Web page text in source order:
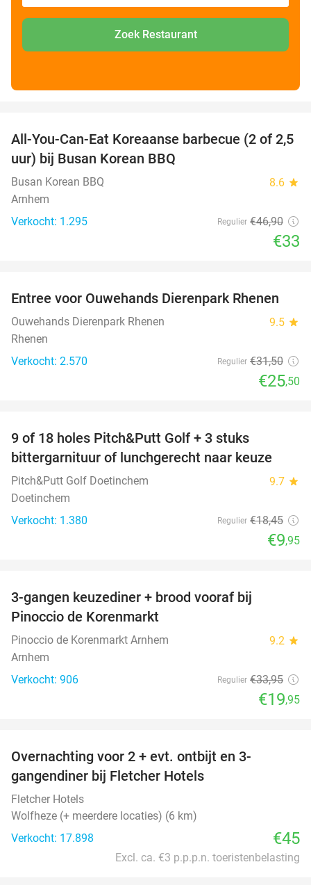
Zoek Restaurant
30%
All-You-Can-Eat Koreaanse barbecue (2 of 2,5
uur) bij Busan Korean BBQ
Busan Korean BBQ 8.6 star
Arnhem
Verkocht: 1.295
Regulier €46,90
€33
19%
Entree voor Ouwehands Dierenpark Rhenen
Ouwehands Dierenpark Rhenen 9.5 star
Rhenen
Verkocht: 2.570
Regulier €31,50
€25,50
9 of 18 holes Pitch&Putt Golf + 3 stuks
bittergarnituur of lunchgerecht naar keuze
Pitch&Putt Golf Doetinchem 9.7 star
Doetinchem
Verkocht: 1.380
Regulier €18,45
€9,95
3-gangen keuzediner + brood vooraf bij
Pinoccio de Korenmarkt
Pinoccio de Korenmarkt Arnhem 9.2 star
Arnhem
Verkocht: 906
Regulier €33,95
€19,95
Overnachting voor 2 + evt. ontbijt en 3-
gangendiner bij Fletcher Hotels
Fletcher Hotels
Wolfheze (+ meerdere locaties) (6 km)
Verkocht: 17.898
€45
Excl. ca. €3 p.p.p.n. toeristenbelasting